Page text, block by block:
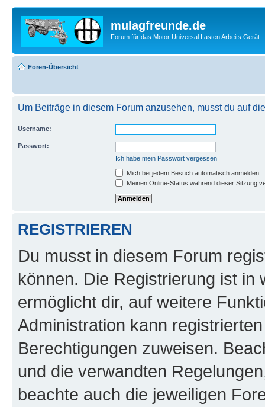
mulagfreunde.de
Forum für das Motor Universal Lasten Arbeits Gerät
Foren-Übersicht
Um Beiträge in diesem Forum anzusehen, musst du auf
Username:
Passwort:
Ich habe mein Passwort vergessen
Mich bei jedem Besuch automatisch anmelden
Meinen Online-Status während dieser Sitzung
REGISTRIEREN
Du musst in diesem Forum
können. Die Registrierung ist in
ermöglicht dir, auf weitere
Administration kann
Berechtigungen zuweisen.
und die verwandten
beachte auch die jeweiligen